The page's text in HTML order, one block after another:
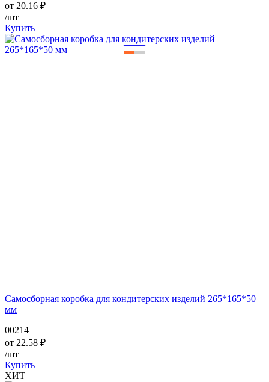
от 20.16 ₽
/шт
Купить
——
Самосборная коробка для кондитерских изделий 265*165*50
мм
00214
от 22.58 ₽
/шт
Купить
ХИТ